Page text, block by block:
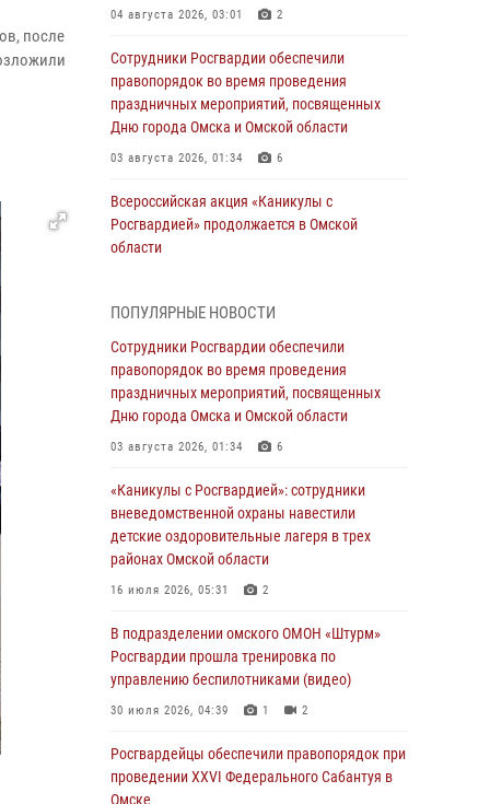
после
04 августа 2026, 03:01 2
Сотрудники Росгвардии обеспечили
правопорядок во время проведения
праздничных мероприятий, посвященных
Дню города Омска и Омской области
03 августа 2026, 01:34 6
Всероссийская акция «Каникулы с
Росгвардией» продолжается в Омской
области
В подразделении омского ОМОН «Штурм»
Росгвардии прошла тренировка по
управлению беспилотниками (видео)
30 июля 2026, 04:39 1 2
Росгвардия обеспечила безопасность
Победы» в Омске
29 июля 2026, 01:49 2
Росгвардейцы приняли участие в крестном
ходе в День крещения Руси в Омске
При содействии спецназа Росгвардии
пресечены нарушения миграционного
законодательства в Омске (видео)
Росгвардия обеспечила правопорядок на
ПОПУЛЯРНЫЕ НОВОСТИ
Сотрудники Росгвардии обеспечили
правопорядок во время проведения
праздничных мероприятий, посвященных
Дню города Омска и Омской области
03 августа 2026, 01:34 6
«Каникулы с Росгвардией»: сотрудники
вневедомственной охраны навестили
детские оздоровительные лагеря в трех
районах Омской области
16 июля 2026, 05:31 2
В подразделении омского ОМОН «Штурм»
Росгвардии прошла тренировка по
управлению беспилотниками (видео)
30 июля 2026, 04:39 1 2
Росгвардейцы обеcпечили правопорядок при
проведении XXVI Федерального Сабантуя в
Омске